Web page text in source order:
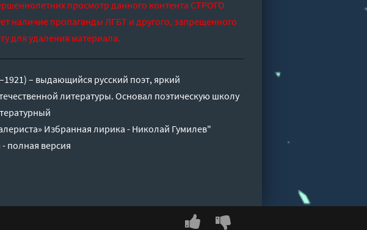
просмотр данного контента СТРОГО
наличие пропаганды ЛГБТ и другого, запрещенного
для удаления материала.
– выдающийся русский поэт, яркий
литературы. Основал поэтическую школу
Избранная лирика - Николай Гумилев"
полная версия